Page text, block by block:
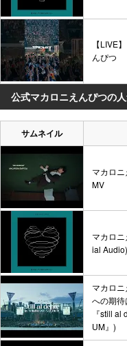
【LIVE
んぴつ
公式マカロニえんぴつの
サムネイル
マカロニ
MV
マカロ
ial Audio)
マカロ
への期
『still al
UM』)